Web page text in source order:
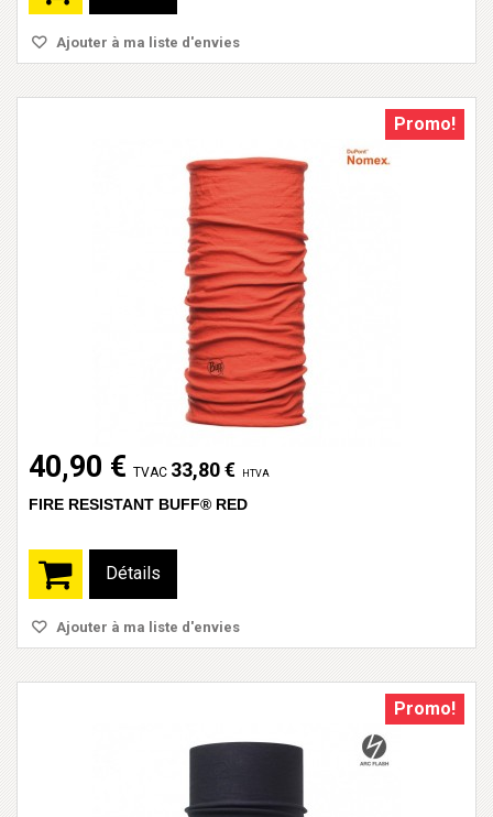
Ajouter à ma liste d'envies
Promo!
40,90 € TVAC 33,80 € HTVA
FIRE RESISTANT BUFF® RED
Détails
Ajouter à ma liste d'envies
Promo!